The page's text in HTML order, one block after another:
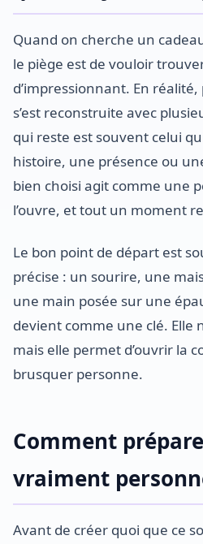
Quand on cherche un
le piège est de vouloir
d’impressionnant. En
s’est reconstruite avec
qui reste est souvent celui
histoire, une présence ou
bien choisi agit comme une
l’ouvre, et tout un moment
Le bon point de départ est
précise : un sourire, une
une main posée sur une
devient comme une clé. Elle
mais elle permet d’ouvrir la
brusquer personne.
Comment
vraiment
Avant de créer quoi que ce